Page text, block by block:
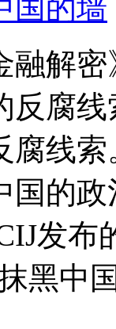
国的墙
融解
反腐
腐线
国的
发布
黑中